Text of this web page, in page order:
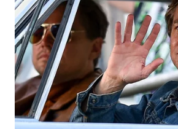
WN
LANGKAT
WN
TAPANULI
SELATAN
WN
TANJUNG